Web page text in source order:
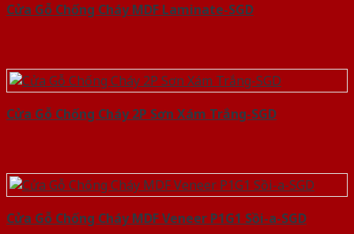
Cửa Gỗ Chống Cháy MDF Laminate-SGD
Cửa Gỗ Chống Cháy 2P Sơn Xám Trắng-SGD
Cửa Gỗ Chống Cháy MDF Veneer P1G1 Sồi-a-SGD